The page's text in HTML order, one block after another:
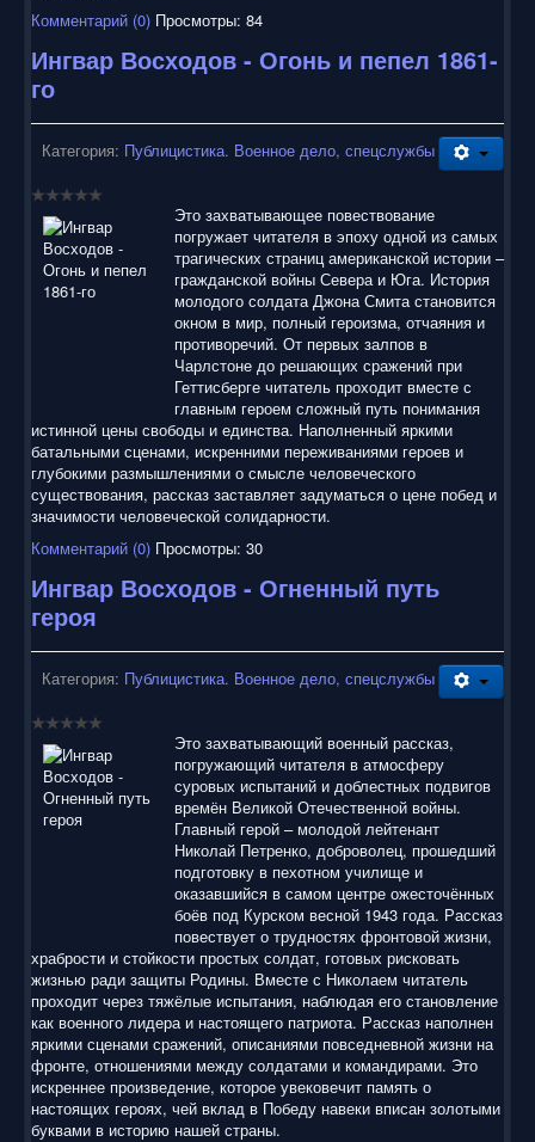
Комментарий (0) Просмотры: 84
Ингвар Восходов - Огонь и пепел 1861-
го
Категория: Публицистика. Военное дело, спецслужбы
Это захватывающее повествование
погружает читателя в эпоху одной из самых
трагических страниц американской истории –
гражданской войны Севера и Юга. История
молодого солдата Джона Смита становится
окном в мир, полный героизма, отчаяния и
противоречий. От первых залпов в
Чарлстоне до решающих сражений при
Геттисберге читатель проходит вместе с
главным героем сложный путь понимания
истинной цены свободы и единства. Наполненный яркими
батальными сценами, искренними переживаниями героев и
глубокими размышлениями о смысле человеческого
существования, рассказ заставляет задуматься о цене побед и
значимости человеческой солидарности.
Комментарий (0) Просмотры: 30
Ингвар Восходов - Огненный путь
героя
Категория: Публицистика. Военное дело, спецслужбы
Это захватывающий военный рассказ,
погружающий читателя в атмосферу
суровых испытаний и доблестных подвигов
времён Великой Отечественной войны.
Главный герой – молодой лейтенант
Николай Петренко, доброволец, прошедший
подготовку в пехотном училище и
оказавшийся в самом центре ожесточённых
боёв под Курском весной 1943 года. Рассказ
повествует о трудностях фронтовой жизни,
храбрости и стойкости простых солдат, готовых рисковать
жизнью ради защиты Родины. Вместе с Николаем читатель
проходит через тяжёлые испытания, наблюдая его становление
как военного лидера и настоящего патриота. Рассказ наполнен
яркими сценами сражений, описаниями повседневной жизни на
фронте, отношениями между солдатами и командирами. Это
искреннее произведение, которое увековечит память о
настоящих героях, чей вклад в Победу навеки вписан золотыми
буквами в историю нашей страны.